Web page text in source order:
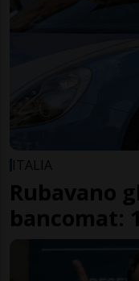
ITALIA
Rubavano
bancomat: